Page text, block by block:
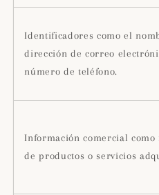
Identificadores como el
dirección de correo
número de teléfono.
Información comercial como
de productos o servicios